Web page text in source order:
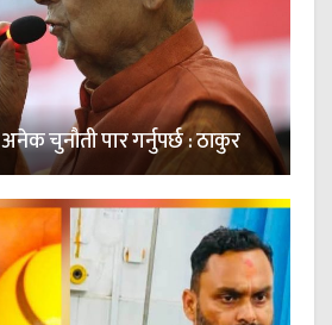
अनेक चुनौती पार गर्नुपर्छ : ठाकुर